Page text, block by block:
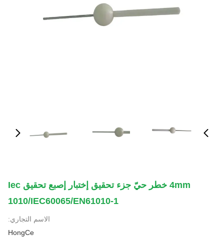
4mm خطر حيّ جزء تحقيق إختبار إصبع تحقيق Iec
1010/IEC60065/EN61010-1
الاسم التجاري:
HongCe